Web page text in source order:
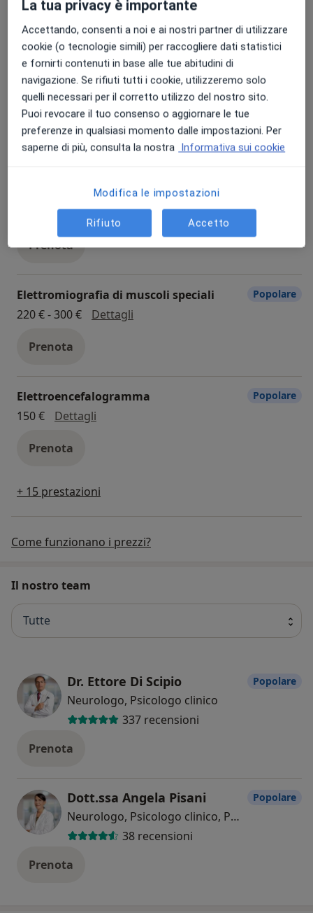
150 €
Dettaglivisita neurologica
Prenota
Elettromiografia arti superiori
150 €
DettagliElettromiografia arti superiori
Prenota
Popolare
Elettromiografia arti inferiori
DettagliElettromiografia arti inferiori
Prenota
Elettromiografia di muscoli speciali
220 € - 300 €
Dettagli
Prenota
Popolare
Elettroencefalogramma
150 €
Dettagli
Prenota
Popolare
+ 15 prestazioni
Come funzionano i prezzi?
Il nostro team
Tutte
Dr. Ettore Di Scipio
Neurologo, Psicologo clinico
337 recensioni
Popolare
Prenota
Dott.ssa Angela Pisani
Neurologo, Psicologo clinico, Psicoterapeuta
38 recensioni
Popolare
Prenota
La tua privacy è importante
Accettando, consenti a noi e ai nostri partner di utilizzare
cookie (o tecnologie simili) per raccogliere dati statistici
e fornirti contenuti in base alle tue abitudini di
navigazione. Se rifiuti tutti i cookie, utilizzeremo solo
quelli necessari per il corretto utilizzo del nostro sito.
Puoi revocare il tuo consenso o aggiornare le tue
preferenze in qualsiasi momento dalle impostazioni. Per
saperne di più, consulta la nostra Informativa sui cookie
Modifica le impostazioni
Rifiuto Accetto